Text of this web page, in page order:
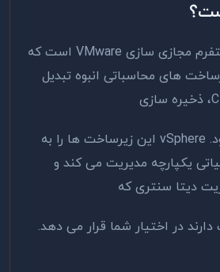
VMware vSphere پلتفرم مجازی سازی VMware است که
های محاسباتی انبوه تبدیل
و منابع شبکه می شود. vSphere این زیرساخت ها را به
یکپارچه مدیریت می کند و
دیتا سنتری که
در اختیار شما قرار می دهد.